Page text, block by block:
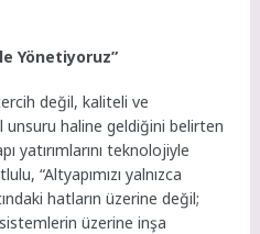
Yönetiyoruz”
değil, kaliteli ve
haline geldiğini belirten
yatırımlarını teknolojiyle
“Altyapımızı yalnızca
hatların üzerine değil;
üzerine inşa